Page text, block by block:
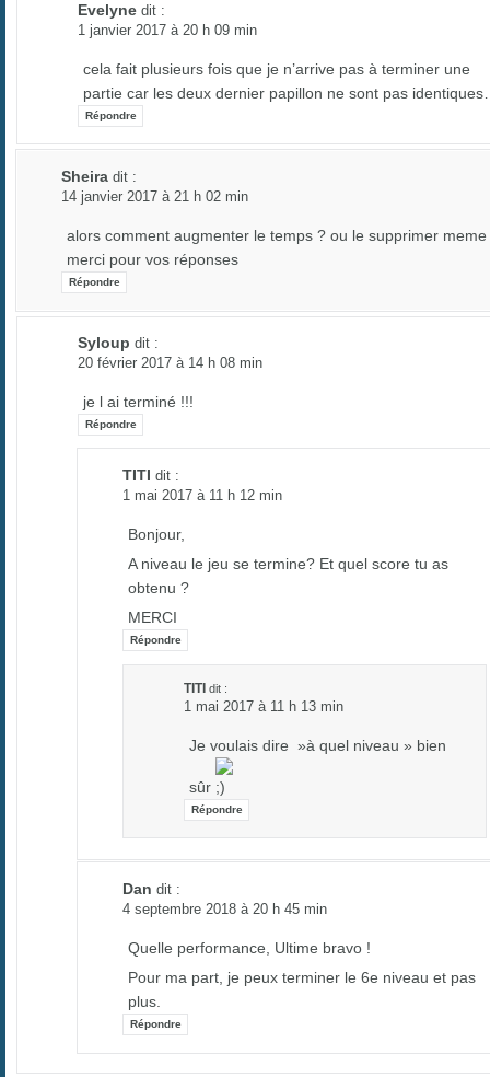
Evelyne dit :
1 janvier 2017 à 20 h 09 min
cela fait plusieurs fois que je n’arrive pas à terminer une
partie car les deux dernier papillon ne sont pas
Répondre
Sheira dit :
14 janvier 2017 à 21 h 02 min
alors comment augmenter le temps ? ou le supprimer meme
merci pour vos réponses
Répondre
Syloup dit :
20 février 2017 à 14 h 08 min
je l ai terminé !!!
Répondre
TITI dit :
1 mai 2017 à 11 h 12 min
Bonjour,
A niveau le jeu se termine? Et quel score tu as
obtenu ?
MERCI
Répondre
TITI dit :
1 mai 2017 à 11 h 13 min
Je voulais dire »à quel niveau » bien
sûr
Répondre
Dan dit :
4 septembre 2018 à 20 h 45 min
Quelle performance, Ultime bravo !
Pour ma part, je peux terminer le 6e niveau et pas
plus.
Répondre